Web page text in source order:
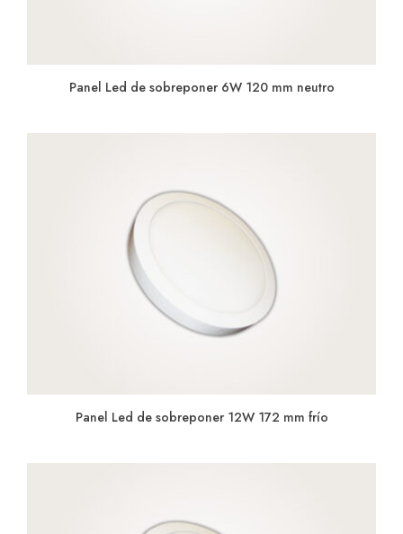
Panel Led de sobreponer 6W 120 mm neutro
Panel Led de sobreponer 12W 172 mm frío